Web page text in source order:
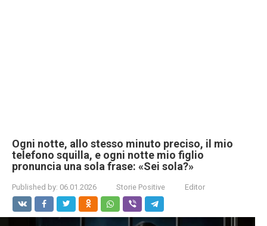
Ogni notte, allo stesso minuto preciso, il mio
telefono squilla, e ogni notte mio figlio
pronuncia una sola frase: «Sei sola?»
Published by: 06.01.2026 Storie Positive Editor